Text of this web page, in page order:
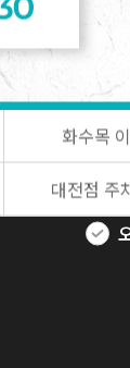
화수목
대전점 주